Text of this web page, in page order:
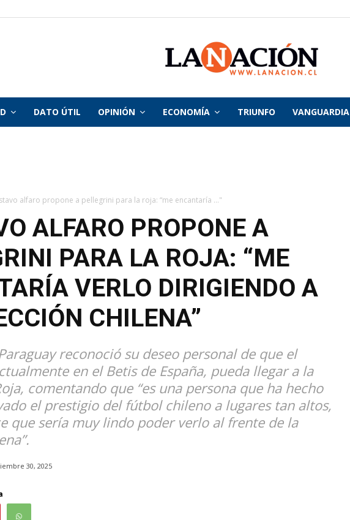
La
DATO ÚTIL OPINIÓN ECONOMÍA TRIUNFO VANGUARDIA
alfaro propone a pellegrini para la roja: “me encantaría ..."
ALFARO PROPONE A
PARA LA ROJA: “ME
VERLO DIRIGIENDO A
CHILENA”
reconoció su deseo personal de que el
en el Betis de España, pueda llegar a la
comentando que “es una persona que ha hecho
el prestigio del fútbol chileno a lugares tan altos,
que sería muy lindo poder verlo al frente de la
30, 2025